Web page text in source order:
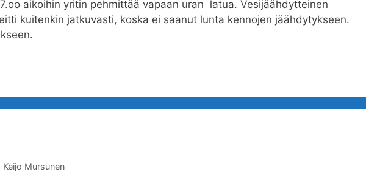
aikoihin yritin pehmittää vapaan uran latua. Vesijäähdytteinen
kuitenkin jatkuvasti, koska ei saanut lunta kennojen jäähdytykseen.
Keijo Mursunen